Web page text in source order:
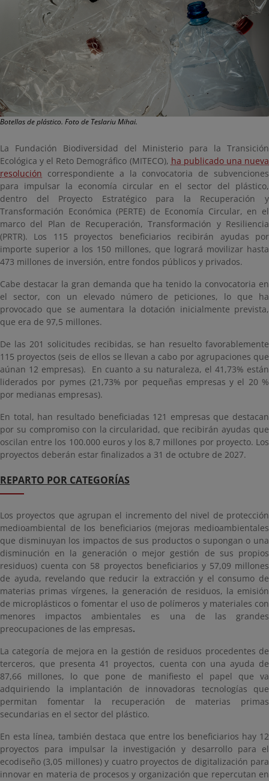
Botellas de plástico. Foto de Teslariu Mihai.
La Fundación Biodiversidad del Ministerio para la Transición
Ecológica y el Reto Demográfico (MITECO), ha publicado una nueva
resolución correspondiente a la convocatoria de subvenciones
para impulsar la economía circular en el sector del plástico,
dentro del Proyecto Estratégico para la Recuperación y
Transformación Económica (PERTE) de Economía Circular, en el
marco del Plan de Recuperación, Transformación y Resiliencia
(PRTR). Los 115 proyectos beneficiarios recibirán ayudas por
importe superior a los 150 millones, que logrará movilizar hasta
473 millones de inversión, entre fondos públicos y privados.
Cabe destacar la gran demanda que ha tenido la convocatoria en
el sector, con un elevado número de peticiones, lo que ha
provocado que se aumentara la dotación inicialmente prevista,
que era de 97,5 millones.
De las 201 solicitudes recibidas, se han resuelto favorablemente
115 proyectos (seis de ellos se llevan a cabo por agrupaciones que
aúnan 12 empresas). En cuanto a su naturaleza, el 41,73% están
liderados por pymes (21,73% por pequeñas empresas y el 20 %
por medianas empresas).
En total, han resultado beneficiadas 121 empresas que destacan
por su compromiso con la circularidad, que recibirán ayudas que
oscilan entre los 100.000 euros y los 8,7 millones por proyecto. Los
proyectos deberán estar finalizados a 31 de octubre de 2027.
REPARTO POR CATEGORÍAS
Los proyectos que agrupan el incremento del nivel de protección
medioambiental de los beneficiarios (mejoras medioambientales
que disminuyan los impactos de sus productos o supongan o una
disminución en la generación o mejor gestión de sus propios
residuos) cuenta con 58 proyectos beneficiarios y 57,09 millones
de ayuda, revelando que reducir la extracción y el consumo de
materias primas vírgenes, la generación de residuos, la emisión
de microplásticos o fomentar el uso de polímeros y materiales con
menores impactos ambientales es una de las grandes
preocupaciones de las empresas.
La categoría de mejora en la gestión de residuos procedentes de
terceros, que presenta 41 proyectos, cuenta con una ayuda de
87,66 millones, lo que pone de manifiesto el papel que va
adquiriendo la implantación de innovadoras tecnologías que
permitan fomentar la recuperación de materias primas
secundarias en el sector del plástico.
En esta línea, también destaca que entre los beneficiarios hay 12
proyectos para impulsar la investigación y desarrollo para el
ecodiseño (3,05 millones) y cuatro proyectos de digitalización para
innovar en materia de procesos y organización que repercutan en